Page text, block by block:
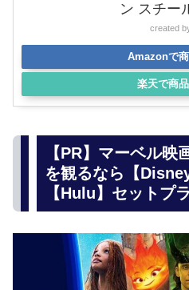
ン スチー
created
Amazonで
楽天で商
【PR】マーベル映
を観るなら【
【Hulu】セットプ